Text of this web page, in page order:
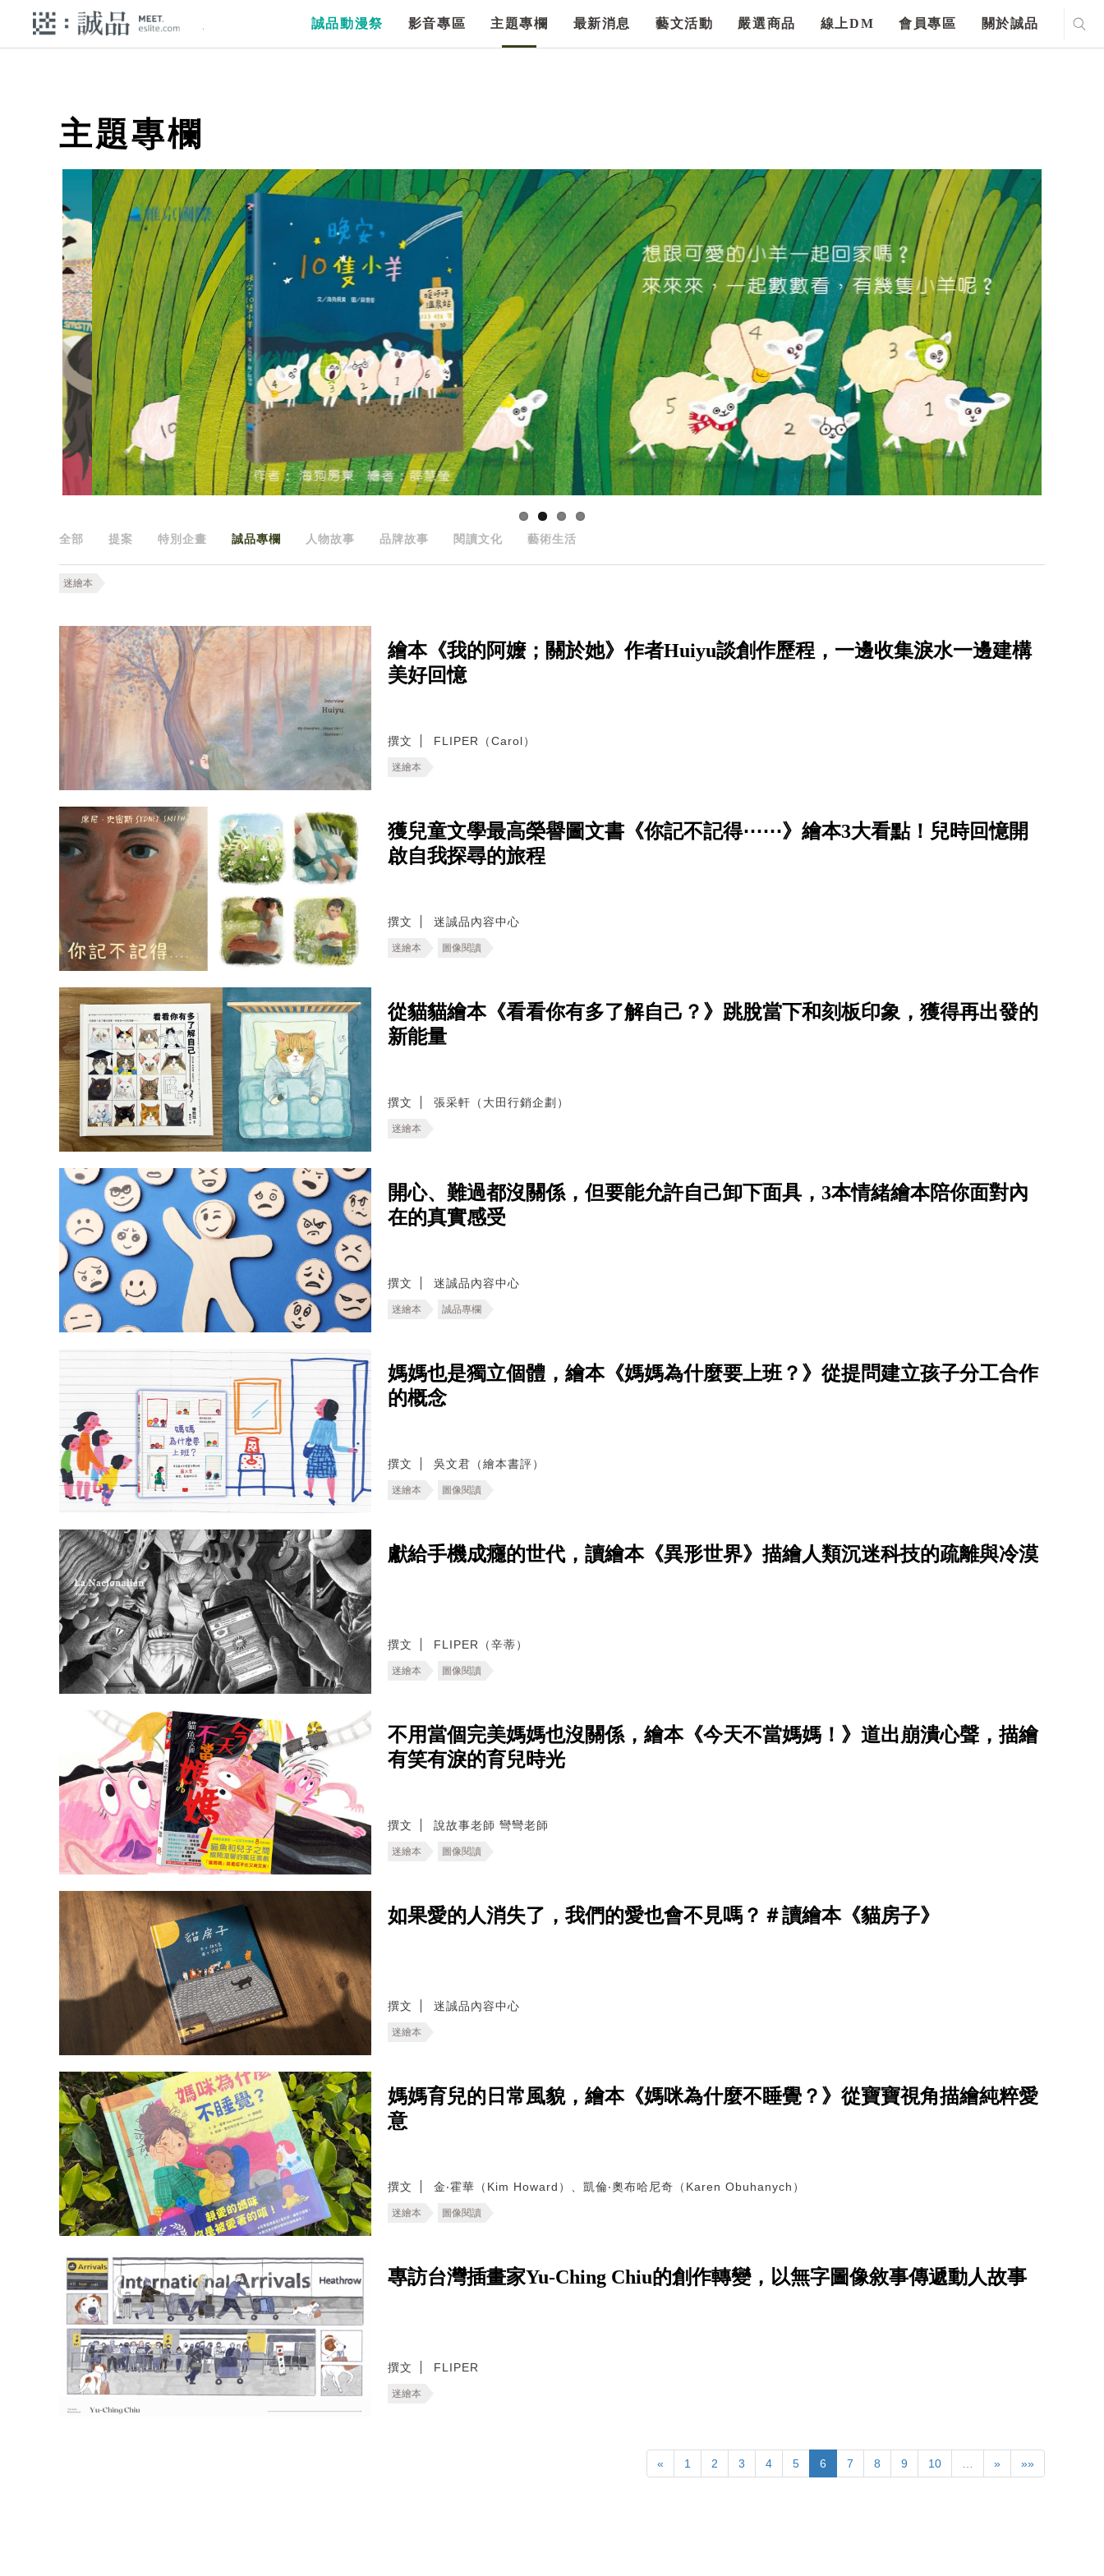
誠品動漫祭 影音專區 主題專欄 最新消息 藝文活動 嚴選商品 線上DM 會員專區 關於誠品
主題專欄
全部 提案 特別企畫 誠品專欄 人物故事 品牌故事 閱讀文化 藝術生活
迷繪本
繪本《我的阿嬤；關於她》作者Huiyu談創作歷程，一邊收集淚水一邊建構
美好回憶
撰文 FLIPER（Carol）
迷繪本
獲兒童文學最高榮譽圖文書《你記不記得⋯⋯》繪本3大看點！兒時回憶開
啟自我探尋的旅程
撰文 迷誠品內容中心
迷繪本 圖像閱讀
從貓貓繪本《看看你有多了解自己？》跳脫當下和刻板印象，獲得再出發的
新能量
撰文 張采軒（大田行銷企劃）
迷繪本
開心、難過都沒關係，但要能允許自己卸下面具，3本情緒繪本陪你面對內
在的真實感受
撰文 迷誠品內容中心
迷繪本 誠品專欄
媽媽也是獨立個體，繪本《媽媽為什麼要上班？》從提問建立孩子分工合作
的概念
撰文 吳文君（繪本書評）
迷繪本 圖像閱讀
獻給手機成癮的世代，讀繪本《異形世界》描繪人類沉迷科技的疏離與冷漠
撰文 FLIPER（辛蒂）
迷繪本 圖像閱讀
不用當個完美媽媽也沒關係，繪本《今天不當媽媽！》道出崩潰心聲，描繪
有笑有淚的育兒時光
撰文 說故事老師 彎彎老師
迷繪本 圖像閱讀
如果愛的人消失了，我們的愛也會不見嗎？＃讀繪本《貓房子》
撰文 迷誠品內容中心
迷繪本
媽媽育兒的日常風貌，繪本《媽咪為什麼不睡覺？》從寶寶視角描繪純粹愛
意
撰文 金‧霍華（Kim Howard）、凱倫‧奧布哈尼奇（Karen Obuhanych）
迷繪本 圖像閱讀
專訪台灣插畫家Yu-Ching Chiu的創作轉變，以無字圖像敘事傳遞動人故事
撰文 FLIPER
迷繪本
« 1 2 3 4 5 6 7 8 9 10 … » »»